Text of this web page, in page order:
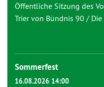
Öffentliche Sitzung des
Trier von Bündnis 90 / Die
Sommerfest
16.08.2026 14:00